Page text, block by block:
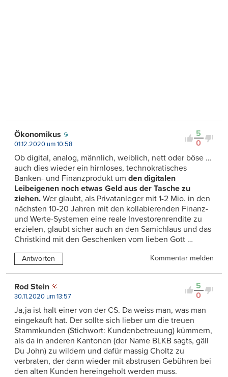
5
0
Ökonomikus
01.12.2020 um 10:58
Ob digital, analog, männlich, weiblich, nett oder böse …
auch dies wieder ein hirnloses, technokratisches
Banken- und Finanzprodukt um den digitalen
Leibeigenen noch etwas Geld aus der Tasche zu
ziehen. Wer glaubt, als Privatanleger mit 1-2 Mio. in den
nächsten 10-20 Jahren mit den kollabierenden Finanz-
und Werte-Systemen eine reale Investorenrendite zu
erzielen, glaubt sicher auch an den Samichlaus und das
Christkind mit den Geschenken vom lieben Gott …
Antworten Kommentar melden
5
0
Rod Stein
30.11.2020 um 13:57
Ja,ja ist halt einer von der CS. Da weiss man, was man
eingekauft hat. Der sollte sich lieber um die treuen
Stammkunden (Stichwort: Kundenbetreuung) kümmern,
als da in anderen Kantonen (der Name BLKB sagts, gäll
Du John) zu wildern und dafür massig Choltz zu
verbraten, der dann wieder mit abstrusen Gebühren bei
den alten Kunden hereingeholt werden muss.